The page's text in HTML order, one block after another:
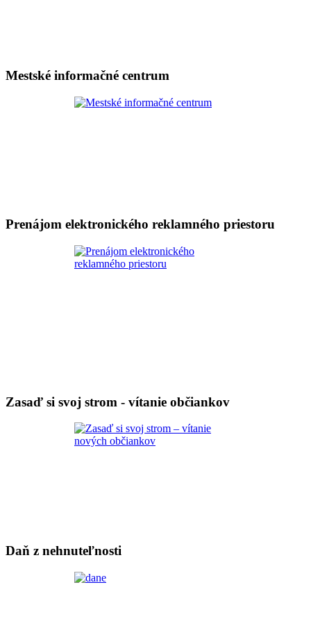
Mestské informačné centrum
Prenájom elektronického reklamného priestoru
Zasaď si svoj strom - vítanie občiankov
Daň z nehnuteľnosti